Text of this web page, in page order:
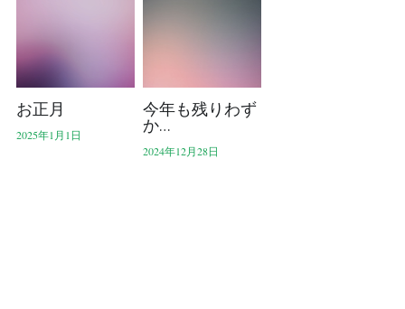
お正月
2025年1月1日
今年も残りわず
か…
2024年12月28日